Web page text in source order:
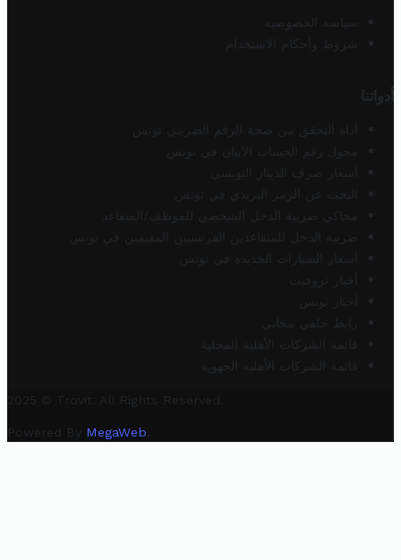
سياسة الخصوصية
شروط وأحكام الاستخدام
أدواتنا
أداة التحقق من صحة الرقم الضريبي تونس
محول رقم الحساب الآيبان في تونس
أسعار صرف الدينار التونسي
البحث عن الرمز البريدي في تونس
محاكي ضريبة الدخل الشخصي للموظف/المتقاعد
ضريبة الدخل للمتقاعدين الفرنسيين المقيمين في تونس
أسعار السيارات الجديدة في تونس
أخبار تروفيت
أخبار تونس
رابط خلفي مجاني
قائمة الشركات الأهلية المحلية
قائمة الشركات الأهلية الجهوية
2025 © Trovit. All Rights Reserved.
Powered By MegaWeb